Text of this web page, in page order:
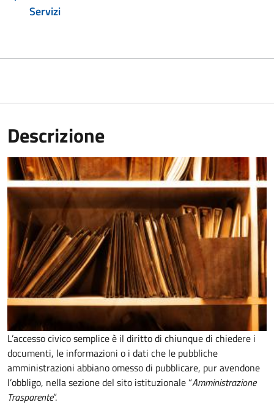
Servizi
Descrizione
L’accesso civico semplice è il diritto di chiunque di chiedere i
documenti, le informazioni o i dati che le pubbliche
amministrazioni abbiano omesso di pubblicare, pur avendone
l’obbligo, nella sezione del sito istituzionale “Amministrazione
Trasparente”.